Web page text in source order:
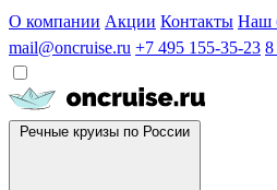
О компании Акции Контакты Наш
mail@oncruise.ru +7 495 155-35-23 8